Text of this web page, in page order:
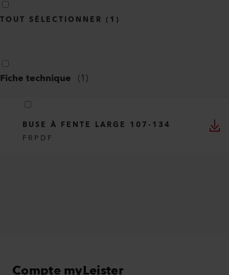
TOUT SÉLECTIONNER ( 1 )
Fiche technique (1)
BUSE À FENTE LARGE 107-134
FR PDF